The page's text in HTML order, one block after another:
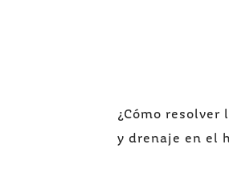
de
¿Cómo
y drenaje en el